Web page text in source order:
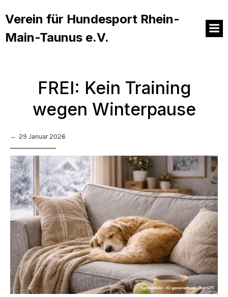
Verein für Hundesport Rhein-
Main-Taunus e.V.
FREI: Kein Training
wegen Winterpause
29 Januar 2026